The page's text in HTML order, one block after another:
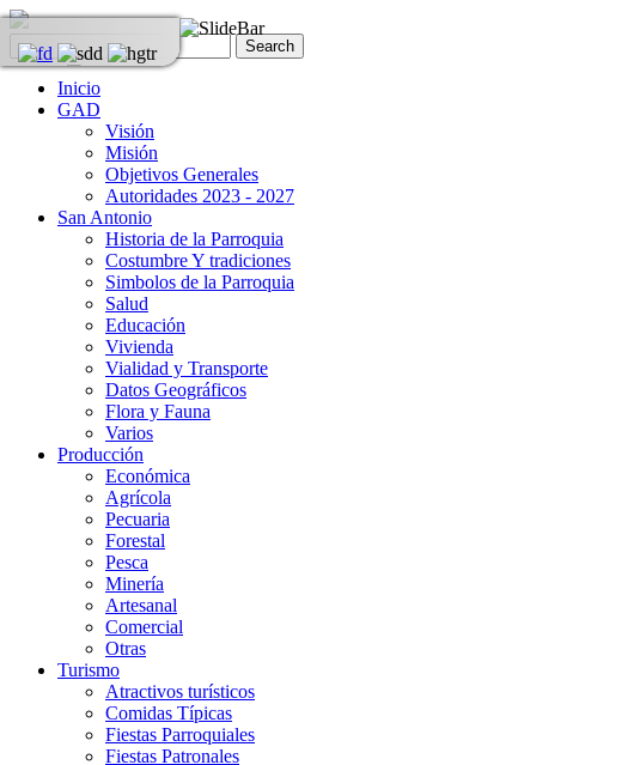
Inicio
GAD
Visión
Misión
Objetivos Generales
Autoridades 2023 - 2027
San Antonio
Historia de la Parroquia
Costumbre Y tradiciones
Simbolos de la Parroquia
Salud
Educación
Vivienda
Vialidad y Transporte
Datos Geográficos
Flora y Fauna
Varios
Producción
Económica
Agrícola
Pecuaria
Forestal
Pesca
Minería
Artesanal
Comercial
Otras
Turismo
Atractivos turísticos
Comidas Típicas
Fiestas Parroquiales
Fiestas Patronales